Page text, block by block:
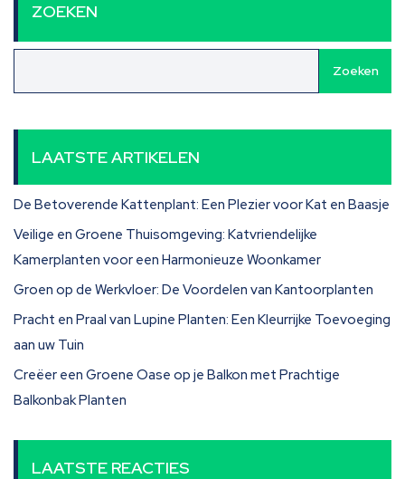
ZOEKEN
Zoeken
LAATSTE ARTIKELEN
De Betoverende Kattenplant: Een Plezier voor Kat en Baasje
Veilige en Groene Thuisomgeving: Katvriendelijke
Kamerplanten voor een Harmonieuze Woonkamer
Groen op de Werkvloer: De Voordelen van Kantoorplanten
Pracht en Praal van Lupine Planten: Een Kleurrijke Toevoeging
aan uw Tuin
Creëer een Groene Oase op je Balkon met Prachtige
Balkonbak Planten
LAATSTE REACTIES